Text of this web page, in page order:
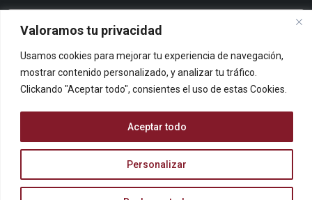
Valoramos tu privacidad
Usamos cookies para mejorar tu experiencia de navegación,
mostrar contenido personalizado, y analizar tu tráfico.
Clickando "Aceptar todo", consientes el uso de estas Cookies.
Personalizar
Aceptar todo
¿No encuentras lo que buscas?
Contáctanos
¿Te podemos ayudar?
Centro De Ayuda
© ARCOPAPEL 2006 S.L. | Todos los derechos reservados